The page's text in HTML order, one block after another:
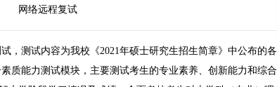
网络远程复试
，测试内容为我校《2021年硕士研究生招生简章》中公布的各
质能力测试模块，主要测试考生的专业素养、创新能力和综合